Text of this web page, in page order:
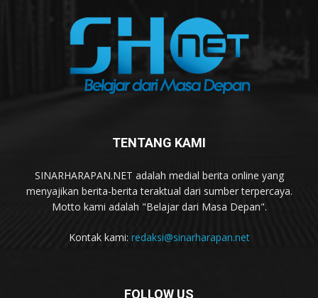
TENTANG KAMI
SINARHARAPAN.NET adalah medial berita online yang
menyajikan berita-berita teraktual dari sumber terpercaya.
Motto kami adalah "Belajar dari Masa Depan".
Kontak kami: redaksi@sinarharapan.net
FOLLOW US